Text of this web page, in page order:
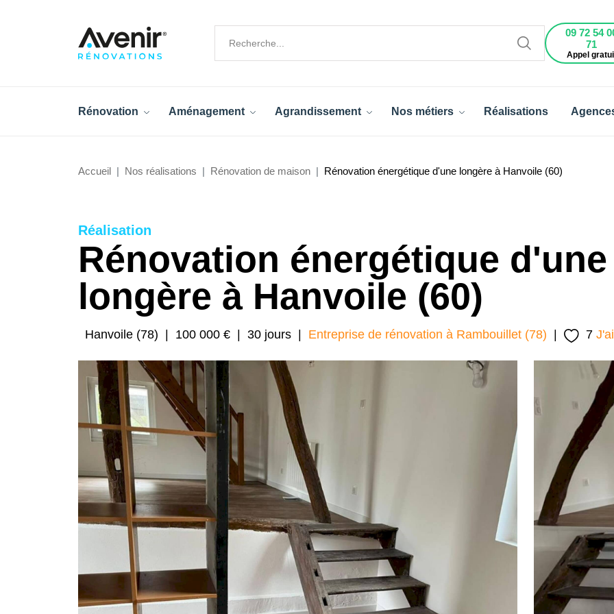
09 72 54
71
Appel
Rénovation Aménagement Agrandissement Nos métiers Réalisations
Accueil Nos réalisations Rénovation de maison Rénovation énergétique d'une longère à Hanvoile (60)
Réalisation
Rénovation énergétique d'une
longère à Hanvoile (60)
Hanvoile (78) 100 000 € 30 jours Entreprise de rénovation à Rambouillet (78) 7